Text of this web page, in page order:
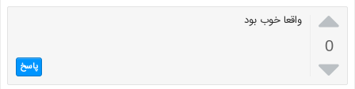

0

واقعا خوب بود
پاسخ